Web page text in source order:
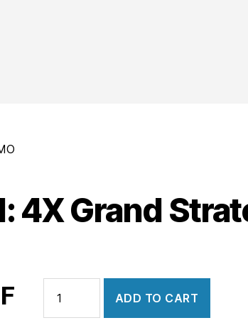
4X Grand
4X
Grand
ADD TO CART